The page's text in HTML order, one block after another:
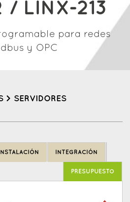
/ LINX-213
para redes
y OPC
> SERVIDORES
INSTALACIÓN INTEGRACIÓN
PRESUPUESTO